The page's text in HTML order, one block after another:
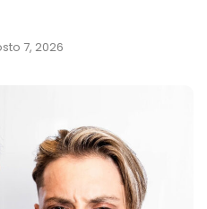
7, 2026